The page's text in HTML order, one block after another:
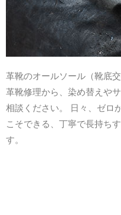
革靴のオールソール（靴底
革靴修理から、染め替えや
相談ください。 日々、ゼロ
こそできる、丁寧で長持ち
す。